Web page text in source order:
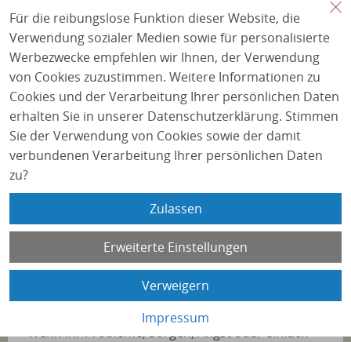
interessierte Eltern und Lehrer_innen bei einem
gemütlichen Frühstück, um über vielfältige
Themen zu reden.
Gäste sind bei uns immer recht herzlich
willkommen.
Wenn Sie auch Interesse haben und mehr über
uns erfahren möchten, kommen Sie doch einfach
vorbei. Wir freuen uns auf Sie!
Das Team der Schulstation „Vielfalt“
Unsere Angebote für
Schülerinnen und Schüler
Wenn ihr Probleme, Sorgen, Angst oder einfach
Für die reibungslose Funktion dieser Website, die
Verwendung sozialer Medien sowie für personalisierte
Werbezwecke empfehlen wir Ihnen, der Verwendung
von Cookies zuzustimmen. Weitere Informationen zu
Cookies und der Verarbeitung Ihrer persönlichen Daten
erhalten Sie in unserer Datenschutzerklärung. Stimmen
Sie der Verwendung von Cookies sowie der damit
verbundenen Verarbeitung Ihrer persönlichen Daten
zu?
Zulassen
Erweiterte Einstellungen
Verweigern
Impressum